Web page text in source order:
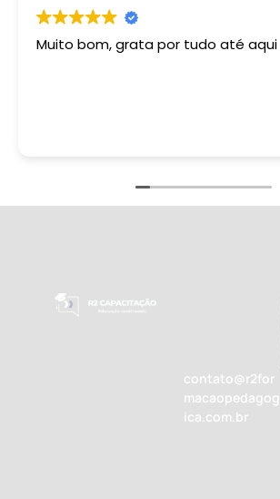
Muito bom, grata por tudo até aqui
contato@r2for
macaopedagog
ica.com.br